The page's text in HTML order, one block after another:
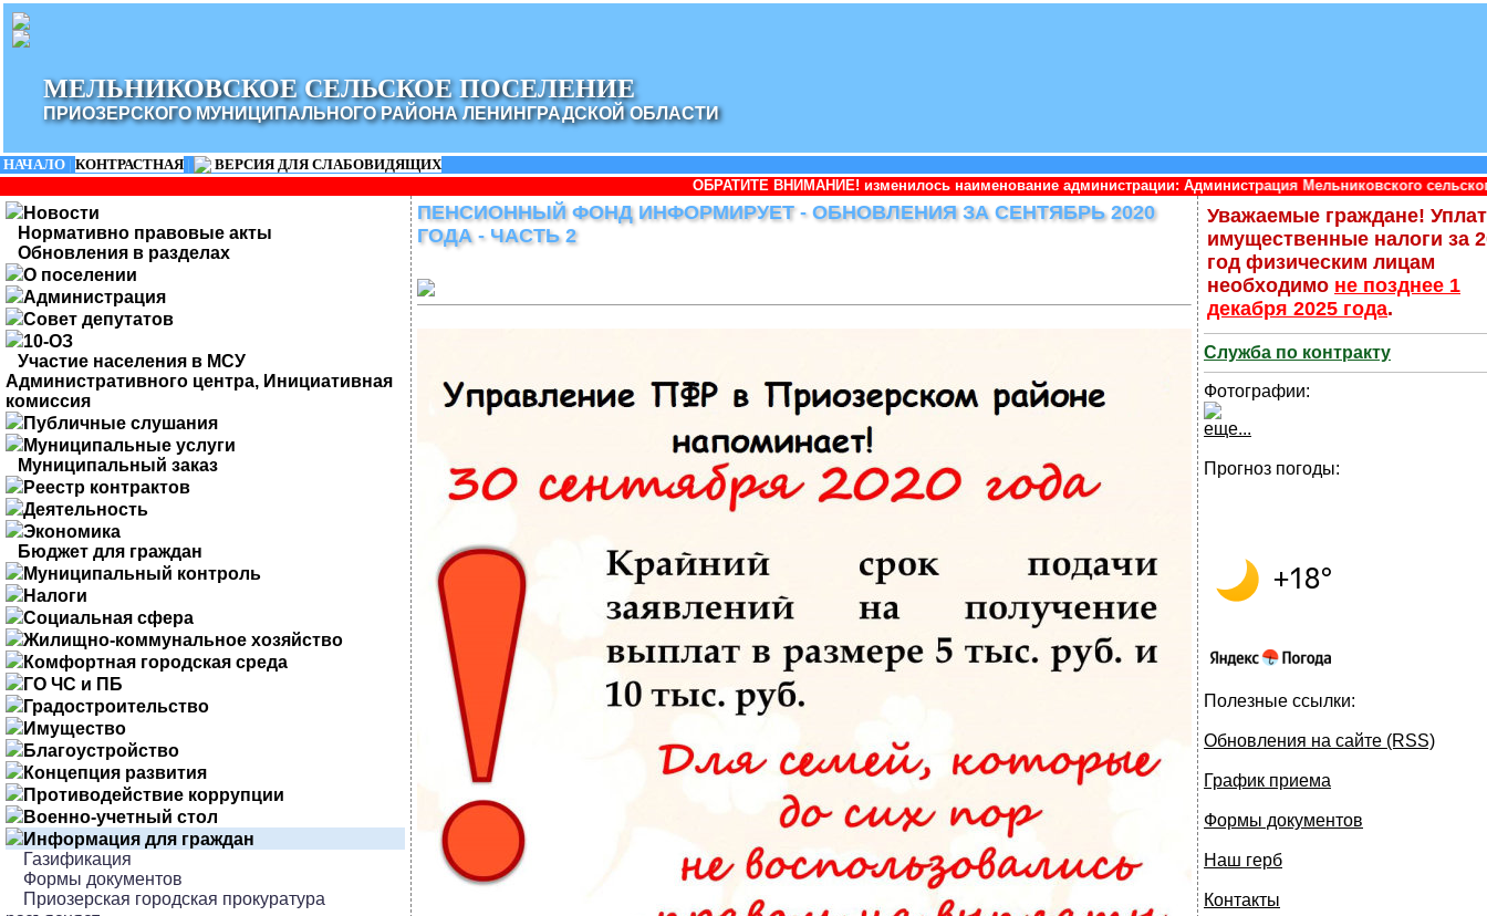
МЕЛЬНИКОВСКОЕ СЕЛЬСКОЕ ПОСЕЛЕНИЕ
ПРИОЗЕРСКОГО МУНИЦИПАЛЬНОГО РАЙОНА ЛЕНИНГРАДСКОЙ ОБЛАСТИ
НАЧАЛО | КОНТРАСТНАЯ |
ВЕРСИЯ ДЛЯ СЛАБОВИДЯЩИХ
ОБРАТИТЕ ВНИМАНИЕ! изменилось наименование администрации: Администрация Мельниковского сельского поселения
Новости
Нормативно правовые акты
Обновления в разделах
О поселении
Администрация
Совет депутатов
10-ОЗ
Участие населения в МСУ
Административного центра, Инициативная
комиссия
Публичные слушания
Муниципальные услуги
Муниципальный заказ
Реестр контрактов
Деятельность
Экономика
Бюджет для граждан
Муниципальный контроль
Налоги
Социальная сфера
Жилищно-коммунальное хозяйство
Комфортная городская среда
ГО ЧС и ПБ
Градостроительство
Имущество
Благоустройство
Концепция развития
Противодействие коррупции
Военно-учетный стол
Информация для граждан
Газификация
Формы документов
Приозерская городская прокуратура
ПЕНСИОННЫЙ ФОНД ИНФОРМИРУЕТ - ОБНОВЛЕНИЯ ЗА СЕНТЯБРЬ 2020
ГОДА - ЧАСТЬ 2
Уважаемые граждане!
имущественные налоги за
год физическим лицам
необходимо не позднее 1
декабря 2025 года.
Служба по контракту
Фотографии:
еще...
Прогноз погоды:
Полезные ссылки:
Обновления на сайте (RSS)
График приема
Формы документов
Наш герб
Контакты